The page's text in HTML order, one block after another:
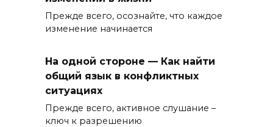
Прежде всего, осознайте, что каждое
изменение начинается
На одной стороне — Как найти
общий язык в конфликтных
ситуациях
Прежде всего, активное слушание –
ключ к разрешению